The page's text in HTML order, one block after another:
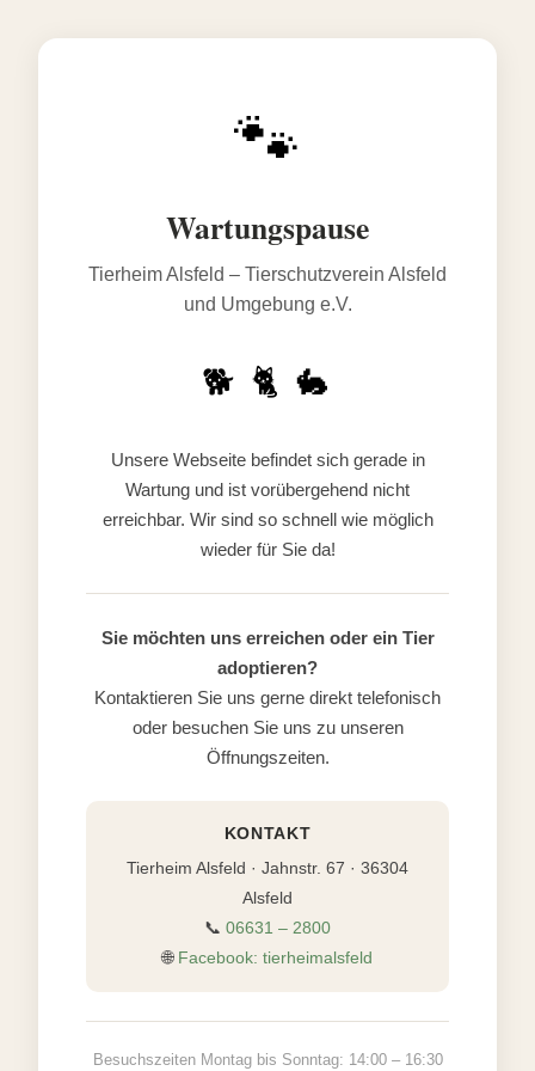
🐾
Wartungspause
Tierheim Alsfeld – Tierschutzverein Alsfeld
und Umgebung e.V.
🐕 🐈 🐇
Unsere Webseite befindet sich gerade in
Wartung und ist vorübergehend nicht
erreichbar. Wir sind so schnell wie möglich
wieder für Sie da!
Sie möchten uns erreichen oder ein Tier
adoptieren?
Kontaktieren Sie uns gerne direkt telefonisch
oder besuchen Sie uns zu unseren
Öffnungszeiten.
KONTAKT
Tierheim Alsfeld · Jahnstr. 67 · 36304
Alsfeld
📞 06631 – 2800
🌐 Facebook: tierheimalsfeld
Besuchszeiten Montag bis Sonntag: 14:00 – 16:30